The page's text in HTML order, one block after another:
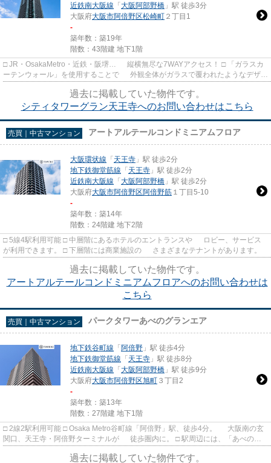
近鉄南大阪線 「 大阪阿部野橋 」駅 徒歩3分
大阪府大阪市阿倍野区松崎町 ２丁目1
-
築年数：築19年
階数：43階建 地下1階
□ JR・OsakaMetro・近鉄・阪堺… 縦横無尽な7WAYアクセス！ □ 「ガラスカ
ーテンウォール」を使用することで 外観全体がガラスで覆われたようなデザイ
過去に掲載していた物件です。
シティタワーグラン天王寺へのお問い合わせはこちら
売買｜中古マンション アートアルテールコンドミニアムフロア
大阪環状線 「 天王寺 」駅 徒歩2分
地下鉄御堂筋線 「 天王寺 」駅 徒歩2分
近鉄南大阪線 「 大阪阿部野橋 」駅 徒歩2分
大阪府大阪市阿倍野区阿倍野筋 １丁目5-10
-
築年数：築14年
階数：24階建 地下2階
□ 5線4駅利用可能 □ 中層階にあるホテルのエントランスや ロビー、サービス
が利用できます。 □ 下層階には商業施設の さまざまなテナントがあります。
過去に掲載していた物件です。
アートアルテールコンドミニアムフロアへのお問い合わせは
こちら
売買｜中古マンション パークタワーあべのグランエア
地下鉄谷町線 「 阿倍野 」駅 徒歩4分
地下鉄御堂筋線 「 天王寺 」駅 徒歩8分
近鉄南大阪線 「 大阪阿部野橋 」駅 徒歩9分
大阪府大阪市阿倍野区旭町 ３丁目2
-
築年数：築13年
階数：27階建 地下1階
□ 2線2駅利用可能 □ Osaka Metro谷町線「阿倍野」駅、徒歩4分。 大阪南の玄
関口、天王寺・阿倍野ターミナルが 徒歩圏内に。 □ 駅周辺には、「あべのキ
過去に掲載していた物件です。